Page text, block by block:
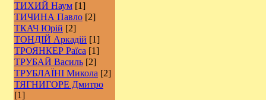
ТИХИЙ Наум [1]
ТИЧИНА Павло [2]
ТКАЧ Юрій [2]
ТОНДІЙ Аркадій [1]
ТРОЯНКЕР Раїса [1]
ТРУБАЙ Василь [2]
ТРУБЛАЇНІ Микола [2]
ТЯГНИГОРЕ Дмитро
[1]